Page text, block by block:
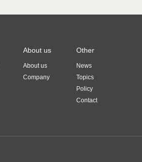
About us
About us
Company
Other
News
Topics
Policy
Contact